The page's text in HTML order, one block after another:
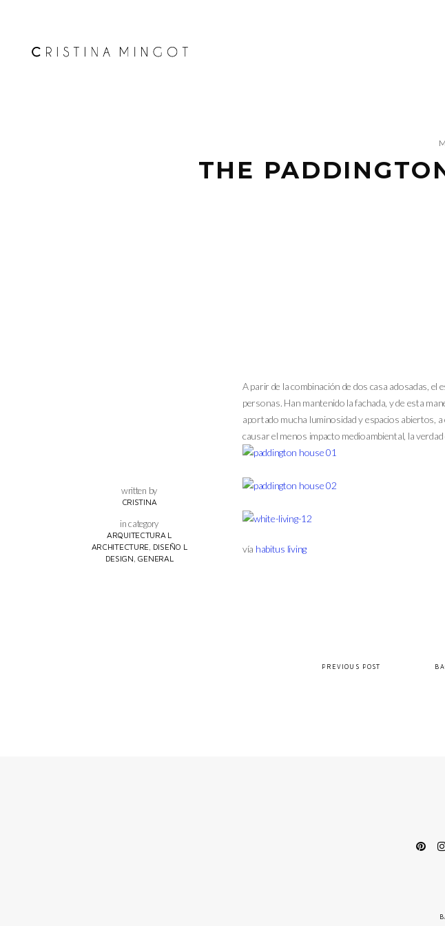
THE
written by
CRISTINA
in category
ARQUITECTURA L
ARCHITECTURE DISEÑO L
DESIGN GENERAL
A parir de la combinación de dos casa adosadas,
personas. Han mantenido la fachada, y de esta
aportado mucha luminosidad y espacios abiertos,
causar el menos impacto medioambiental, la
vía habitus living
PREVIOUS POST